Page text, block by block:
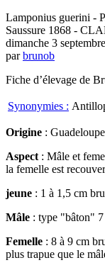
Lamponius guerini -
Saussure 1868 -
dimanche 3
parbrunob
Fiche d’élevage de
Synonymies :
Origine : Guadeloupe
Aspect : Mâle et
la femelle est
jeune : 1 à 1,5 cm
Mâle : type "bâton" 7
Femelle : 8 à 9 cm
plus trapue que le